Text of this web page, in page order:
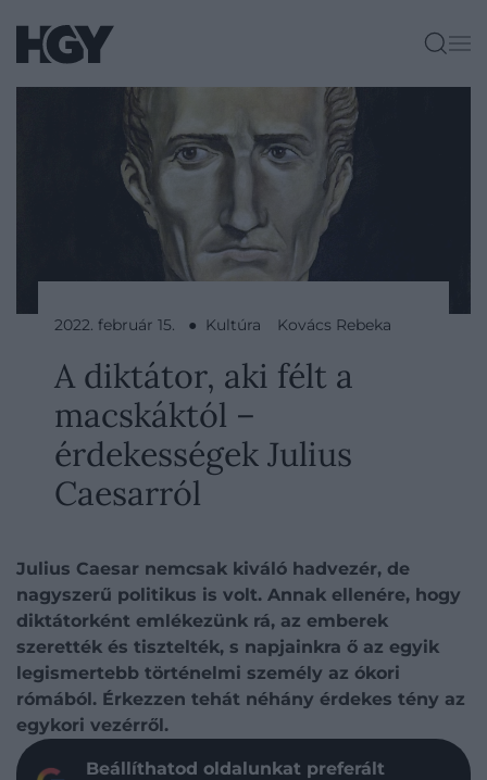
2022. február 15. ● Kultúra Kovács Rebeka
A diktátor, aki félt a
macskáktól –
érdekességek Julius
Caesarról
Julius Caesar nemcsak kiváló hadvezér, de
nagyszerű politikus is volt. Annak ellenére, hogy
diktátorként emlékezünk rá, az emberek
szerették és tisztelték, s napjainkra ő az egyik
legismertebb történelmi személy az ókori
rómából. Érkezzen tehát néhány érdekes tény az
egykori vezérről.
Beállíthatod oldalunkat preferált